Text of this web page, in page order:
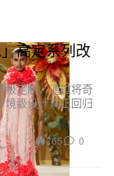
高定系列改
级定制，通过将奇
境级设计真正回归
765 0